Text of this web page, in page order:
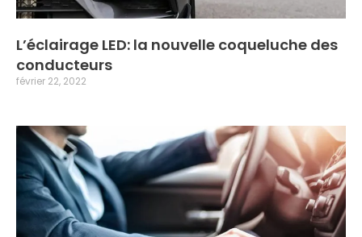
L’éclairage LED: la nouvelle coqueluche des
conducteurs
février 22, 2022